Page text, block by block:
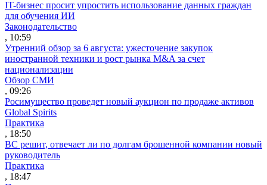
IT-бизнес просит упростить использование данных граждан
для обучения ИИ
Законодательство
, 10:59
Утренний обзор за 6 августа: ужесточение закупок
иностранной техники и рост рынка M&A за счет
национализации
Обзор СМИ
, 09:26
Росимущество проведет новый аукцион по продаже активов
Global Spirits
Практика
, 18:50
ВС решит, отвечает ли по долгам брошенной компании новый
руководитель
Практика
, 18:47